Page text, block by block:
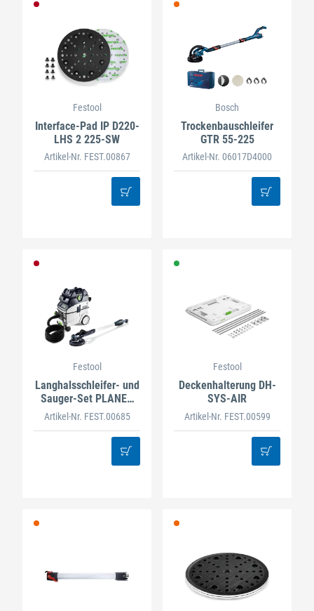
Festool
Interface-Pad IP D220-
LHS 2 225-SW
Artikel-Nr. FEST.00867
Bosch
Trockenbauschleifer
GTR 55-225
Artikel-Nr. 06017D4000
Festool
Langhalsschleifer- und
Sauger-Set PLANEX
LHS-E 225/CTM 36-Set
Artikel-Nr. FEST.00685
Festool
Deckenhalterung DH-
SYS-AIR
Artikel-Nr. FEST.00599